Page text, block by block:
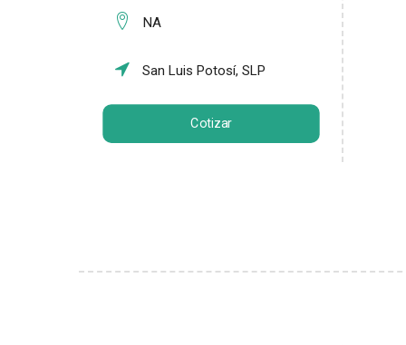
NA
San Luis Potosí, SLP
Cotizar